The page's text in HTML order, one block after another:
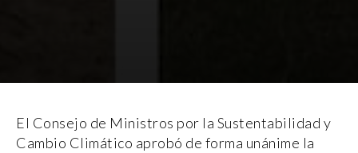
El Consejo de Ministros por la Sustentabilidad y
Cambio Climático aprobó de forma unánime la